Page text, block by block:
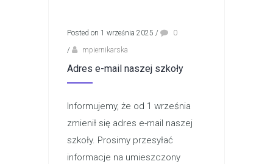
Posted on 1 września 2025 /
0
/
mpiernikarska
Adres e-mail naszej szkoły
Informujemy, że od 1 września
zmienił się adres e-mail naszej
szkoły. Prosimy przesyłać
informacje na umieszczony